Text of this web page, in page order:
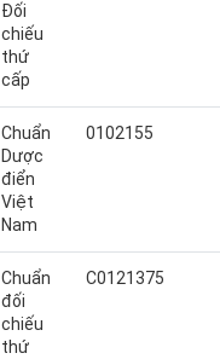
Đối
chiếu
thứ
cấp
Chuẩn
Dược
điển
Việt
Nam
0102155
Chuẩn
đối
chiếu
thứ
C0121375